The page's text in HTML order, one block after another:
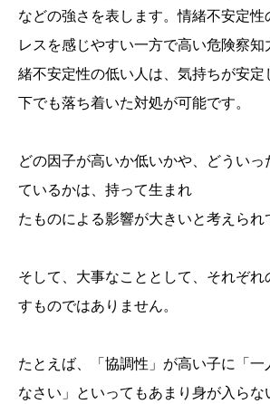
などの強さを表します。情緒不安定性
レスを感じやすい一方で高い危険察
緒不安定性の低い人は、気持ちが安定
下でも落ち着いた対処が可能です。
どの因子が高いか低いかや、どういっ
ているかは、持って生まれ
たものによる影響が大きいと考えられ
そして、大事なこととして、それぞれ
すものではありません。
たとえば、「協調性」が高い子に「一
なさい」といってもあまり身が入らな